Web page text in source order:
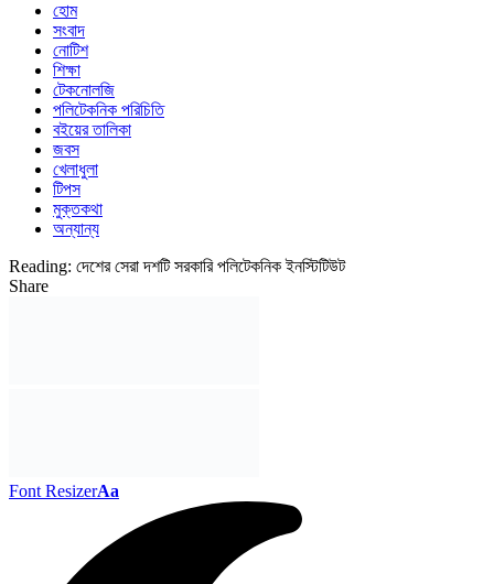
হোম
সংবাদ
নোটিশ
শিক্ষা
টেকনোলজি
পলিটেকনিক পরিচিতি
বইয়ের তালিকা
জবস
খেলাধুলা
টিপস
মুক্তকথা
অন্যান্য
Reading: দেশের সেরা দশটি সরকারি পলিটেকনিক ইনস্টিটিউট
Share
Font ResizerAa